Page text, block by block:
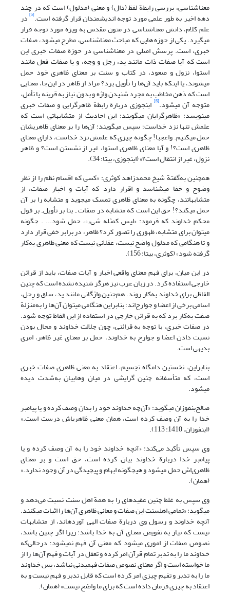
معنا‌شناسی، بررسی رابطة لفظ (دال) و معنی (مدلول) است که در چند
دهه اخیر به طور علمی مورد توجه اندیشمندان قرار گرفته است.[5] در
علم کلام، دانش معناشناسی در متون مقدس به ویژه مورد توجه قرار
می‏گیرد. یکی از حوزه هایی که مباحث معناشناسی، مطرح می‏شود، صفات
خبری، است. پرسش اصلی در معنا‌شناسی در حوزة صفات خبری این
است که آیا صفات ذات مانند ید، رجل و وجه‌، و یا صفات فعل مانند
استوا، نزول و صعود‌، در کتاب و سنت بر معنای ظاهری خود حمل
می‏شوند، یا اینکه باید آن‌ها را تأویل برد؟ مراد از ظاهر در این‌جا، معنایی
است که ذهن مخاطب به ‌مجرد شنیدن واژه و بدون نیاز به قرینه یا تأمل،
متوجه آن می‏شود.[6] ابن‏جوزی دربارة رابطة ظاهرگرایی و صفات خبری
می‏نویسد: «ظاهرگرایان می‏گویند: این احادیث از متشابهاتی است که
علمش تنها نزد خداست؛ سپس می‏گویند: آن‌ها را بر معنای ظاهریشان
حمل می‏کنیم. واعجبا! چگونه چیزی که علمش نزد خداست، دارای معنای
ظاهری است؟! و آیا معنای ظاهری استوا، غیر از نشستن است؟ و ظاهر
نزول، غیر از انتقال است؟» (این‏جوزی، بی‏تا: 34).
همچنین به‌گفتة شیخ محمدزاهد کوثری: «کسی که اقسام نظم را از نظر
وضوح و خفا می‏شناسد و اقرار دارد که آیات و اخبار صفات، از
متشابهاتند، چگونه به معنای ظاهری تمسک می‏جوید و متشابه را بر آن
حمل می‏کند؟! حق این است که متشابه در صفات ـ بنا بر تأویل‌ـ بر قول
محکم خداوند که فرمود: «لیس کمثله شیء»، حمل شود... . چگونه
می‏توان برای متشابه، ظهوری را تصور کرد؟ ظاهر، در برابر خفی قرار دارد
و تا هنگامی که مدلول واضح نیست، عقلانی نیست که معنی ‌ظاهری به‌کار
گرفته شود» (کوثری، بی‏تا: 156).
در این میان، برای فهم معنای واقعی اخبار و آیات صفات، باید از قرائن
خارجی استفاده کرد. در زبان عرب نیز هرگز شنیده نشده است که چنین
الفاظی برای خداوند به‌کار روند. هم‌چنین واژگانی مانند ید، ساق و رِجل،
اسامی برخی از اعضا و جوارح‌اند؛ بنابراین هنگامی می‏توان آن‌ها را به‌منزلة
صفت به‌کار برد که به قرائن خارجی در استفاده از این الفاظ توجه شود.
در صفات خبری، با توجه به قرائنی، چون جلالت خداوند و محال بودن
نسبت دادن اعضا و جوارح به خداوند، حمل بر معنای غیر ظاهر، امری
بدیهی است.
بنابراین، نخستین دامگاه تجسیم، اعتقاد به معنی ظاهری صفات خبری
است، که متأسفانه چنین گرایشی در میان وهابیان به‌شدت دیده
می‏شود.
صالح‌بن‏فوزان می‏گوید: «آن‌چه خداوند خود را بدان وصف کرده و یا پیامبر
خدا را به آن وصف کرده است، همان معنی ظاهری‏اش درست است.»
(ابن‏فوزان، 1410: 113).
وی سپس تأکید می‌کند: «آنچه خداوند خود را به آن وصف کرده و یا
پیامبر خدا دربارة خداوند بیان کرده است، حق است و بر معنای
ظاهری‌اش حمل می‏شود و هیچ‏گونه ابهام و پیچیدگی در آن وجود ندارد.»
(همان).
وی سپس به ‌غلط چنین عقیده‏ای را به همة اهل سنت نسبت می‌دهد و
می‏گوید: «تمامی اهل‏سنت این صفات و معانی ظاهری آن‌ها را اثبات می‏کنند.
آنچه خداوند و رسول وی دربارة صفات الهی آورده‏اند، از متشابهات
نیست که نیاز به تفویض معنای آن به خدا باشد؛ زیرا اگر چنین باشد،
نصوص صفات از اموری می‏شود که معنی آن فهم نمی‏شود؛ درحالی‌که
خداوند ما را به تدبر تمام قرآن امر کرده و تعقل در آیات و فهم آن‌ها را از
ما خواسته است و اگر معنای نصوص صفات فهمیدنی نباشد، پس خداوند
ما را به تدبر و تفهم چیزی امر کرده است که قابل تدبر و فهم نیست و به
اعتقاد به چیزی فرمان داده است که برای ما واضح نیست» (همان).